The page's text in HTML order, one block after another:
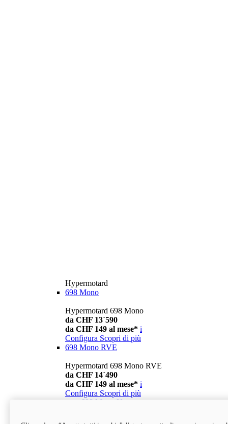
Hypermotard
698 Mono
Hypermotard 698 Mono
da CHF 13´590
da CHF 149 al mese* i
Configura Scopri di più
698 Mono RVE
Hypermotard 698 Mono RVE
da CHF 14´490
da CHF 149 al mese* i
Configura Scopri di più
698 Mono Nera
Hypermotard 698 Mono Nera